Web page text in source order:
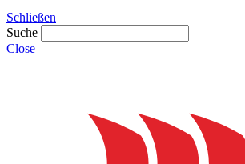
Schließen
Suche
Close